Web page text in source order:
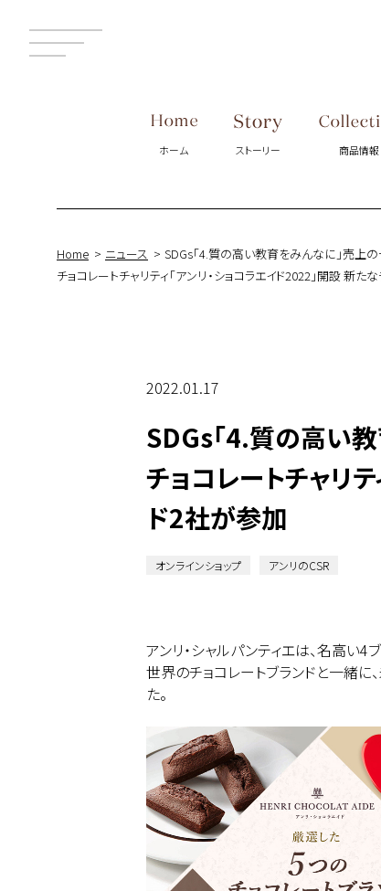
ホーム ストーリー 商品情報
Home ニュース
SDGs「4.質の高い教育をみんなに」売上
チョコレートチャリティ「アンリ・ショコラエイド2022」開設 新た
2022.01.17
SDGs「4.質の高い
チョコレートチャリ
ド2社が参加
オンラインショップ アンリのCSR
アンリ・シャルパンティエは、名高い4
世界のチョコレートブランドと一緒
た。